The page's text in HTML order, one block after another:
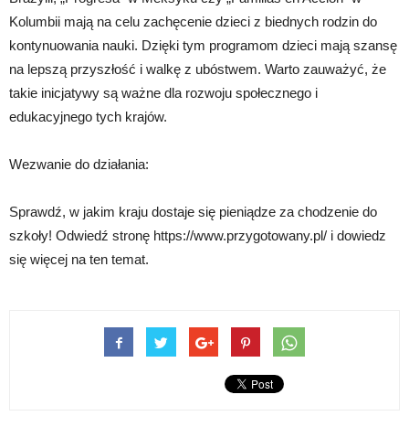
Kolumbii mają na celu zachęcenie dzieci z biednych rodzin do
kontynuowania nauki. Dzięki tym programom dzieci mają szansę
na lepszą przyszłość i walkę z ubóstwem. Warto zauważyć, że
takie inicjatywy są ważne dla rozwoju społecznego i
edukacyjnego tych krajów.
Wezwanie do działania:
Sprawdź, w jakim kraju dostaje się pieniądze za chodzenie do
szkoły! Odwiedź stronę https://www.przygotowany.pl/ i dowiedz
się więcej na ten temat.